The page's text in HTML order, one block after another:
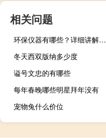
相关问题
环保仪器有哪些？详细讲解各类环保仪器的使用方法
冬天西双版纳多少度
谥号文忠的有哪些
每年春晚哪些明星拜年没有
宠物兔什么价位
会计专硕学校有哪些专业